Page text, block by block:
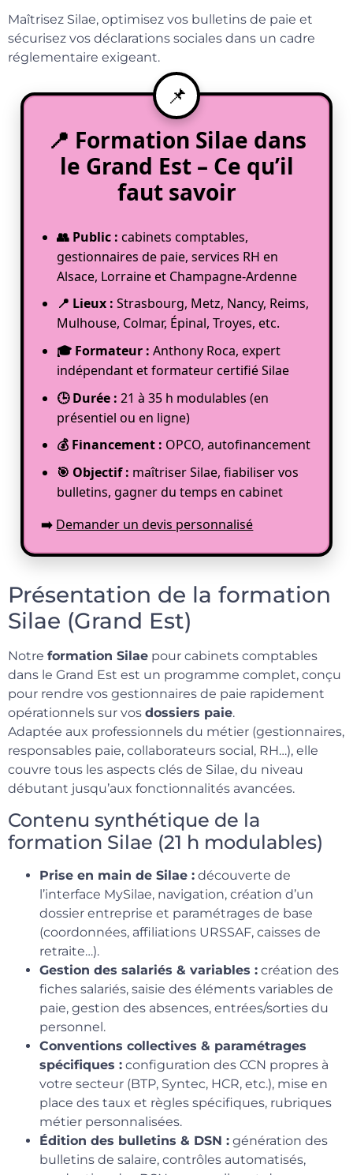
Maîtrisez Silae, optimisez vos bulletins de paie et
sécurisez vos déclarations sociales dans un cadre
réglementaire exigeant.
📍 Formation Silae dans
le Grand Est – Ce qu’il
faut savoir
👥 Public : cabinets comptables,
gestionnaires de paie, services RH en
Alsace, Lorraine et Champagne-Ardenne
📍 Lieux : Strasbourg, Metz, Nancy, Reims,
Mulhouse, Colmar, Épinal, Troyes, etc.
🎓 Formateur : Anthony Roca, expert
indépendant et formateur certifié Silae
🕒 Durée : 21 à 35 h modulables (en
présentiel ou en ligne)
💰 Financement : OPCO, autofinancement
🎯 Objectif : maîtriser Silae, fiabiliser vos
bulletins, gagner du temps en cabinet
➡️ Demander un devis personnalisé
Présentation de la formation
Silae (Grand Est)
Notre formation Silae pour cabinets comptables
dans le Grand Est est un programme complet, conçu
pour rendre vos gestionnaires de paie rapidement
opérationnels sur vos dossiers paie.
Adaptée aux professionnels du métier (gestionnaires,
responsables paie, collaborateurs social, RH…), elle
couvre tous les aspects clés de Silae, du niveau
débutant jusqu’aux fonctionnalités avancées.
Contenu synthétique de la
formation Silae (21 h modulables)
Prise en main de Silae : découverte de
l’interface MySilae, navigation, création d’un
dossier entreprise et paramétrages de base
(coordonnées, affiliations URSSAF, caisses de
retraite…).
Gestion des salariés & variables : création des
fiches salariés, saisie des éléments variables de
paie, gestion des absences, entrées/sorties du
personnel.
Conventions collectives & paramétrages
spécifiques : configuration des CCN propres à
votre secteur (BTP, Syntec, HCR, etc.), mise en
place des taux et règles spécifiques, rubriques
métier personnalisées.
Édition des bulletins & DSN : génération des
bulletins de salaire, contrôles automatisés,